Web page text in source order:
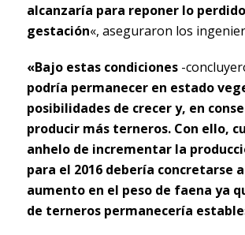
alcanzaría para reponer lo
gestación«, aseguraron los
«Bajo estas condiciones -
podría permanecer en estado
posibilidades de crecer y, en
producir más terneros. Con ello,
anhelo de incrementar la
para el 2016 debería concretarse
aumento en el peso de faena ya
de terneros permanecería